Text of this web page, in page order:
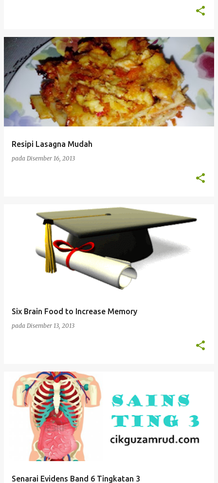
Resipi Lasagna Mudah
pada Disember 16, 2013
Six Brain Food to Increase Memory
pada Disember 13, 2013
Senarai Evidens Band 6 Tingkatan 3